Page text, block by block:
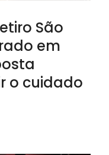
São
em
o cuidado